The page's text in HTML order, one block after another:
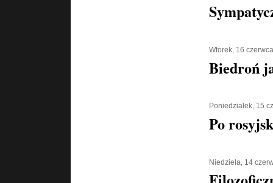
Wtorek, 16
Biedroń
Poniedziałek, 15
Po
Niedziela, 14